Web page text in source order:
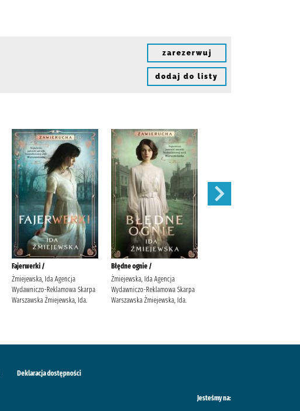
zarezerwuj
dodaj do listy
Fajerwerki /
Żmiejewska, Ida Agencja
Wydawniczo-Reklamowa Skarpa
Warszawska Żmiejewska, Ida.
Błędne ognie /
Żmiejewska, Ida Agencja
Wydawniczo-Reklamowa Skarpa
Warszawska Żmiejewska, Ida.
Deklaracja dostępności
Jesteśmy na: